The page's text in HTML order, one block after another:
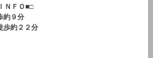
ＮＦＯ■□
約９分
歩約２２分